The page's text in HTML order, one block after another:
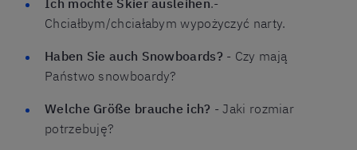
Ich möchte Skier ausleihen.-
Chciałbym/chciałabym wypożyczyć narty.
Haben Sie auch Snowboards? - Czy mają
Państwo snowboardy?
Welche Größe brauche ich? - Jaki rozmiar
potrzebuję?